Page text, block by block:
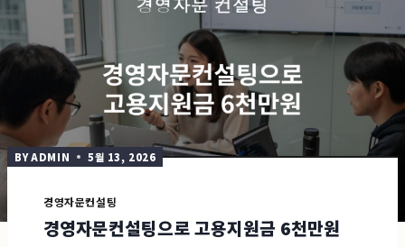
경영자문컨설팅
경영자문컨설팅으로 고용지원금 6천만원
BYADMIN 5월 13, 2026